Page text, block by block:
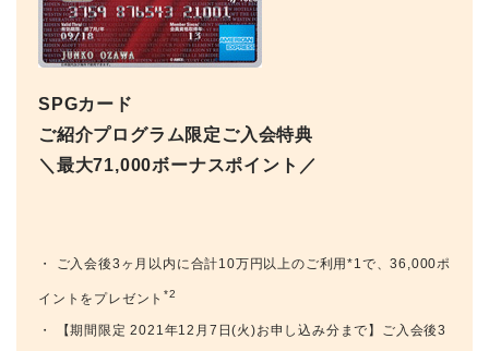
SPGカード
ご紹介プログラム限定ご入会特典
＼最大71,000ボーナスポイント／
・ ご入会後3ヶ月以内に合計10万円以上のご利用*1で、36,000ポ
イントをプレゼント*2
・ 【期間限定 2021年12月7日(火)お申し込み分まで】ご入会後3